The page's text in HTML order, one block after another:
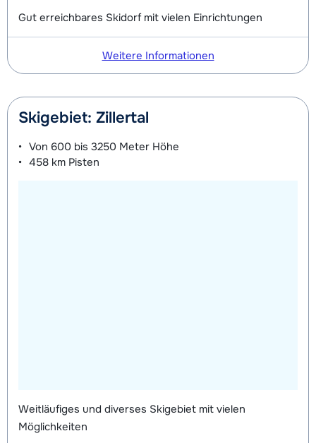
Gut erreichbares Skidorf mit vielen Einrichtungen
Weitere Informationen
Skigebiet: Zillertal
Von 600 bis 3250 Meter Höhe
458 km Pisten
Weitläufiges und diverses Skigebiet mit vielen
Möglichkeiten